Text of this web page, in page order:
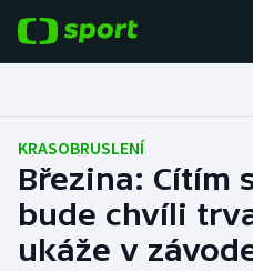
Fotbal
Hokej
Tenis
KRASOBRUSLENÍ
Březina: Cítím
bude chvíli
ukáže v